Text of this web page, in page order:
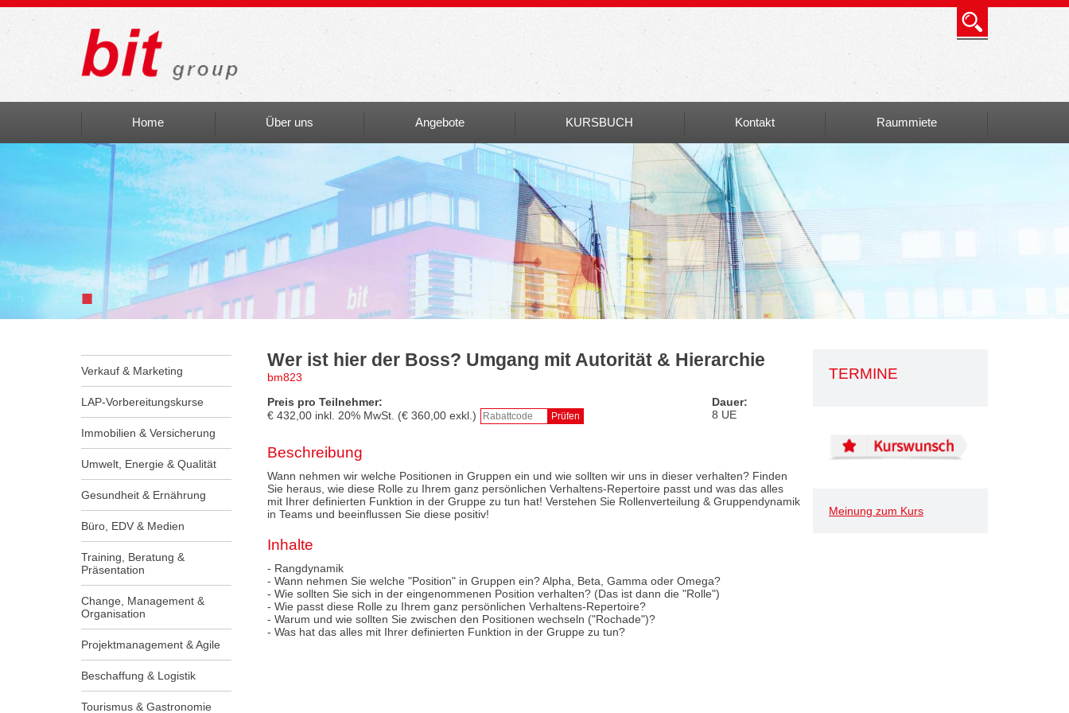
Home Über uns
bit Art
Einblicke
Angebote KURSBUCH Kontakt
Info
Raummiete
■
Verkauf & Marketing
LAP-Vorbereitungskurse
Immobilien & Versicherung
Umwelt, Energie & Qualität
Gesundheit & Ernährung
Büro, EDV & Medien
Training, Beratung &
Präsentation
Change, Management &
Organisation
Projektmanagement & Agile
Beschaffung & Logistik
Tourismus & Gastronomie
TERMINE
Meinung zum Kurs
Wer ist hier der Boss? Umgang mit Autorität & Hierarchie
bm823
Preis pro Teilnehmer:
€ 432,00 inkl. 20% MwSt. (€ 360,00 exkl.)
Dauer:
8 UE
Beschreibung
Wann nehmen wir welche Positionen in Gruppen ein und wie sollten wir uns in dieser verhalten? Finden
Sie heraus, wie diese Rolle zu Ihrem ganz persönlichen Verhaltens-Repertoire passt und was das alles
mit Ihrer definierten Funktion in der Gruppe zu tun hat! Verstehen Sie Rollenverteilung & Gruppendynamik
in Teams und beeinflussen Sie diese positiv!
Inhalte
- Rangdynamik
- Wann nehmen Sie welche "Position" in Gruppen ein? Alpha, Beta, Gamma oder Omega?
- Wie sollten Sie sich in der eingenommenen Position verhalten? (Das ist dann die "Rolle")
- Wie passt diese Rolle zu Ihrem ganz persönlichen Verhaltens-Repertoire?
- Warum und wie sollten Sie zwischen den Positionen wechseln ("Rochade")?
- Was hat das alles mit Ihrer definierten Funktion in der Gruppe zu tun?